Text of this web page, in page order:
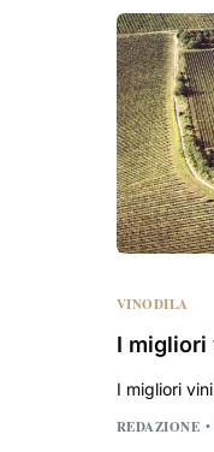
VINODILA
I migliori
I migliori
REDAZIONE